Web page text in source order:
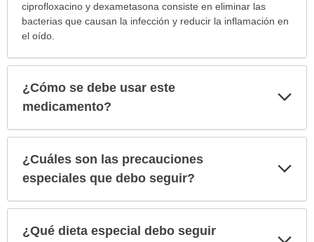
medicamento?
sido
ciprofloxacino y dexametasona consiste en eliminar las
bacterias que causan la infección y reducir la inflamación en
el oído.
¿Cómo se debe usar este
medicamento?
¿Cuáles son las precauciones
especiales que debo seguir?
¿Qué dieta especial debo seguir